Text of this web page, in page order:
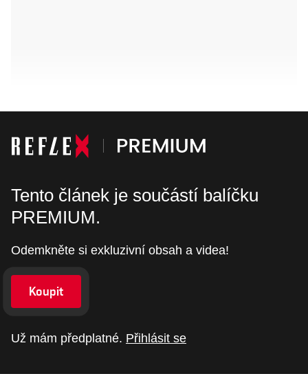
Tento článek je součástí balíčku
PREMIUM.
Odemkněte si exkluzivní obsah a videa!
Koupit
Už mám předplatné. Přihlásit se